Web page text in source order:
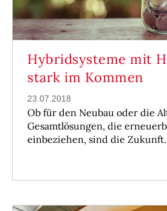
Hybridsysteme mit
stark im Kommen
23.07.2018
Ob für den Neubau oder die
Gesamtlösungen, die
einbeziehen, sind die Zukunft.